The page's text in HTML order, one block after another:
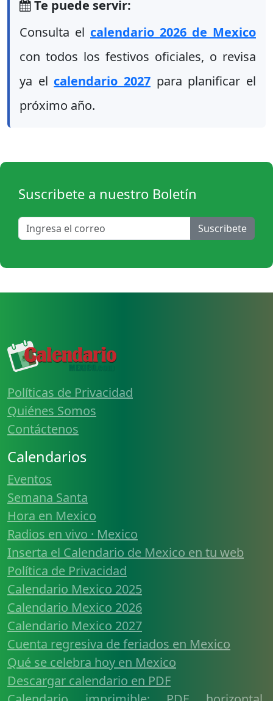
Te puede servir:
Consulta el calendario 2026 de Mexico
con todos los festivos oficiales, o revisa
ya el calendario 2027 para planificar el
próximo año.
Suscribete a nuestro Boletín
Suscribete
Políticas de Privacidad
Quiénes Somos
Contáctenos
Calendarios
Eventos
Semana Santa
Hora en Mexico
Radios en vivo · Mexico
Inserta el Calendario de Mexico en tu web
Política de Privacidad
Calendario Mexico 2025
Calendario Mexico 2026
Calendario Mexico 2027
Cuenta regresiva de feriados en Mexico
Qué se celebra hoy en Mexico
Descargar calendario en PDF